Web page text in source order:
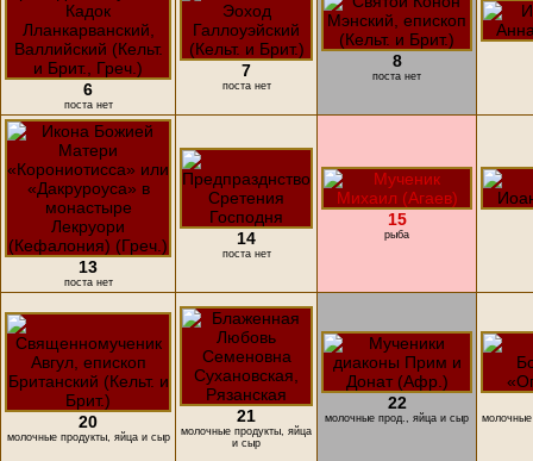
6
поста нет
7
поста нет
8
поста нет
13
поста нет
14
поста нет
15
рыба
20
молочные продукты, яйца и сыр
21
молочные продукты, яйца
и сыр
22
молочные прод., яйца и сыр